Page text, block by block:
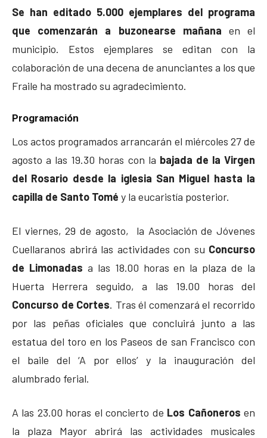
Se han editado 5.000 ejemplares del programa
que comenzarán a buzonearse mañana en el
municipio. Estos ejemplares se editan con la
colaboración de una decena de anunciantes a los que
Fraile ha mostrado su agradecimiento.
Programación
Los actos programados arrancarán el miércoles 27 de
agosto a las 19.30 horas con la bajada de la Virgen
del Rosario desde la iglesia San Miguel hasta la
capilla de Santo Tomé y la eucaristía posterior.
El viernes, 29 de agosto, la Asociación de Jóvenes
Cuellaranos abrirá las actividades con su Concurso
de Limonadas a las 18.00 horas en la plaza de la
Huerta Herrera seguido, a las 19.00 horas del
Concurso de Cortes. Tras él comenzará el recorrido
por las peñas oficiales que concluirá junto a las
estatua del toro en los Paseos de san Francisco con
el baile del ‘A por ellos’ y la inauguración del
alumbrado ferial.
A las 23.00 horas el concierto de Los Cañoneros en
la plaza Mayor abrirá las actividades musicales